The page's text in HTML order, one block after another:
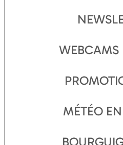
WEBCAMS
MÉTÉO